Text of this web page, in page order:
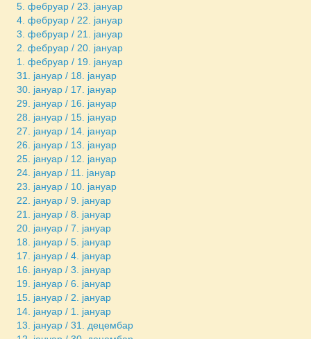
5. фебруар / 23. јануар
4. фебруар / 22. јануар
3. фебруар / 21. јануар
2. фебруар / 20. јануар
1. фебруар / 19. јануар
31. јануар / 18. јануар
30. јануар / 17. јануар
29. јануар / 16. јануар
28. јануар / 15. јануар
27. јануар / 14. јануар
26. јануар / 13. јануар
25. јануар / 12. јануар
24. јануар / 11. јануар
23. јануар / 10. јануар
22. јануар / 9. јануар
21. јануар / 8. јануар
20. јануар / 7. јануар
18. јануар / 5. јануар
17. јануар / 4. јануар
16. јануар / 3. јануар
19. јануар / 6. јануар
15. јануар / 2. јануар
14. јануар / 1. јануар
13. јануар / 31. децембар